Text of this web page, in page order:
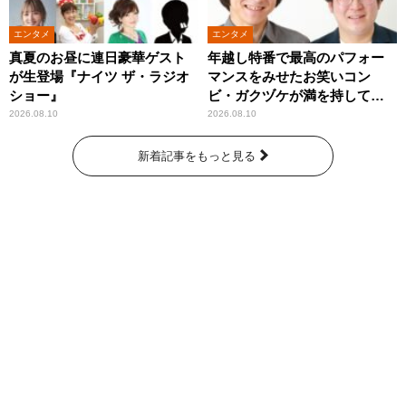
エンタメ
真夏のお昼に連日豪華ゲスト
が生登場『ナイツ ザ・ラジオ
ショー』
2026.08.10
エンタメ
年越し特番で最高のパフォー
マンスをみせたお笑いコン
ビ・ガクヅケが満を持して
『オールナイトニッポン
0(ZERO)』に登場！
2026.08.10
新着記事をもっと見る